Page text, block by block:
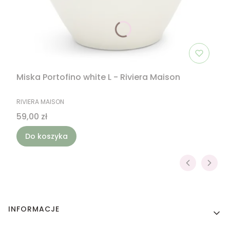
Miska Portofino white L - Riviera Maison
PRODUCENT
RIVIERA MAISON
Cena
59,00 zł
Do koszyka
Linki w stopce
INFORMACJE